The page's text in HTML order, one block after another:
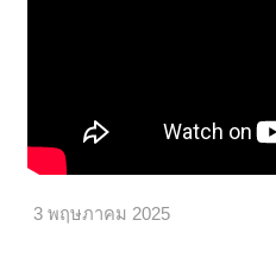
3 พฤษภาคม 2025